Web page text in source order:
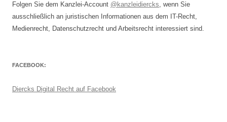
Folgen Sie dem Kanzlei-Account @kanzleidiercks, wenn Sie
ausschließlich an juristischen Informationen aus dem IT-Recht,
Medienrecht, Datenschutzrecht und Arbeitsrecht interessiert sind.
FACEBOOK:
Diercks Digital Recht auf Facebook